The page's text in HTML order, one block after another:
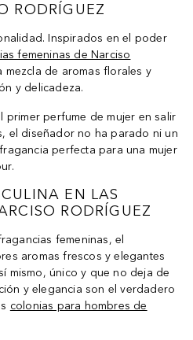
RODRÍGUEZ
Inspirados en el poder
femeninas de Narciso
de aromas florales y
y delicadeza.
primer perfume de mujer en salir
el diseñador no ha parado ni un
perfecta para una mujer
EN LAS
RODRÍGUEZ
femeninas, el
aromas frescos y elegantes
mismo, único y que no deja de
y elegancia son el verdadero
colonias para hombres de